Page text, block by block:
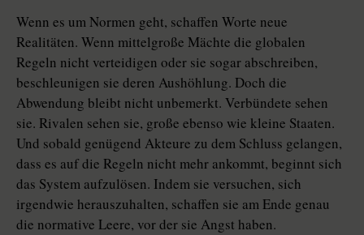
Wenn es um Normen geht, schaffen Worte neue
Realitäten. Wenn mittelgroße Mächte die globalen
Regeln nicht verteidigen oder sie sogar abschreiben,
beschleunigen sie deren Aushöhlung. Doch die
Abwendung bleibt nicht unbemerkt. Verbündete sehen
sie. Rivalen sehen sie, große ebenso wie kleine Staaten.
Und sobald genügend Akteure zu dem Schluss gelangen,
dass es auf die Regeln nicht mehr ankommt, beginnt sich
das System aufzulösen. Indem sie versuchen, sich
irgendwie herauszuhalten, schaffen sie am Ende genau
die normative Leere, vor der sie Angst haben.